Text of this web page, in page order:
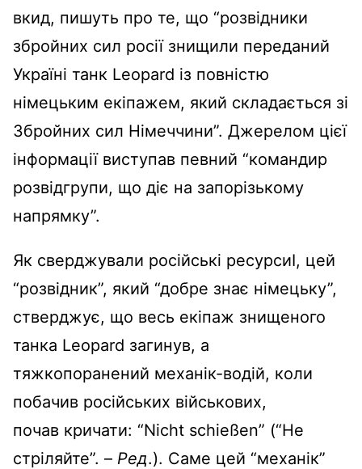
вкид, пишуть про те, що “розвідники
збройних сил росії знищили переданий
Україні танк Leopard із повністю
німецьким екіпажем, який складається зі
Збройних сил Німеччини”. Джерелом цієї
інформації виступав певний “командир
розвідгрупи, що діє на запорізькому
напрямку”.
Як сверджували російські ресурсиІ, цей
“розвідник”, який “добре знає німецьку”,
стверджує, що весь екіпаж знищеного
танка Leopard загинув, а
тяжкопоранений механік-водій, коли
побачив російських військових,
почав кричати: “Nicht schießen” (“Не
стріляйте”. – Ред.). Саме цей “механік”